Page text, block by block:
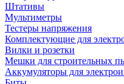
Штативы
Мультиметры
Тестеры напряжения
Комплектующие для
Вилки и розетки
Мешки для строительных
Аккумуляторы для